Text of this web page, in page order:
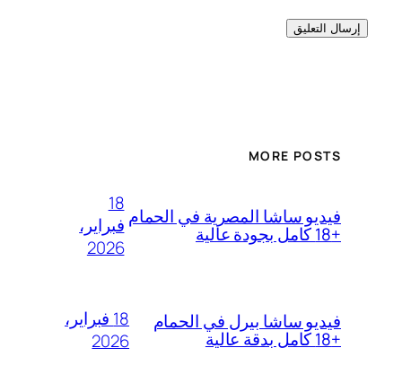
MORE POSTS
فيديو ساشا المصرية في الحمام
+18 كامل بجودة عالية
18
فبراير،
2026
فيديو ساشا بيرل في الحمام
+18 كامل بدقة عالية
18 فبراير،
2026